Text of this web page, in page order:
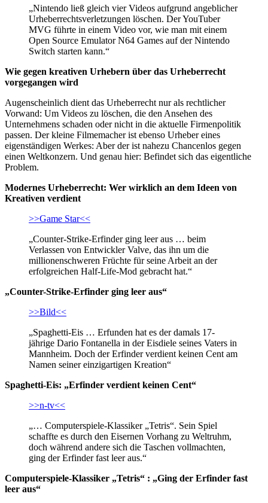
„Nintendo ließ gleich vier Videos aufgrund angeblicher
Urheberrechtsverletzungen löschen. Der YouTuber
MVG führte in einem Video vor, wie man mit einem
Open Source Emulator N64 Games auf der Nintendo
Switch starten kann.“
Wie gegen kreativen Urhebern über das Urheberrecht
vorgegangen wird
Augenscheinlich dient das Urheberrecht nur als rechtlicher
Vorwand: Um Videos zu löschen, die den Ansehen des
Unternehmens schaden oder nicht in die aktuelle Firmenpolitik
passen. Der kleine Filmemacher ist ebenso Urheber eines
eigenständigen Werkes: Aber der ist nahezu Chancenlos gegen
einen Weltkonzern. Und genau hier: Befindet sich das eigentliche
Problem.
Modernes Urheberrecht: Wer wirklich an dem Ideen von
Kreativen verdient
>>Game Star<<
„Counter-Strike-Erfinder ging leer aus … beim
Verlassen von Entwickler Valve, das ihn um die
millionenschweren Früchte für seine Arbeit an der
erfolgreichen Half-Life-Mod gebracht hat.“
„Counter-Strike-Erfinder ging leer aus“
>>Bild<<
„Spaghetti-Eis … Erfunden hat es der damals 17-
jährige Dario Fontanella in der Eisdiele seines Vaters in
Mannheim. Doch der Erfinder verdient keinen Cent am
Namen seiner einzigartigen Kreation“
Spaghetti-Eis: „Erfinder verdient keinen Cent“
>>n-tv<<
„… Computerspiele-Klassiker „Tetris“. Sein Spiel
schaffte es durch den Eisernen Vorhang zu Weltruhm,
doch während andere sich die Taschen vollmachten,
ging der Erfinder fast leer aus.“
Computerspiele-Klassiker „Tetris“ : „Ging der Erfinder fast
leer aus“